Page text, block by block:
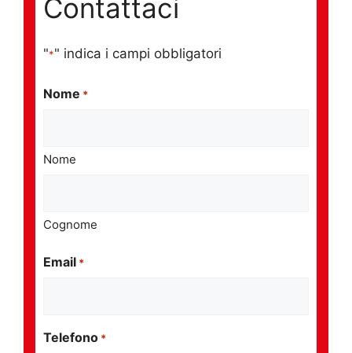
Contattaci
"*" indica i campi obbligatori
Nome *
Nome
Cognome
Email *
Telefono *